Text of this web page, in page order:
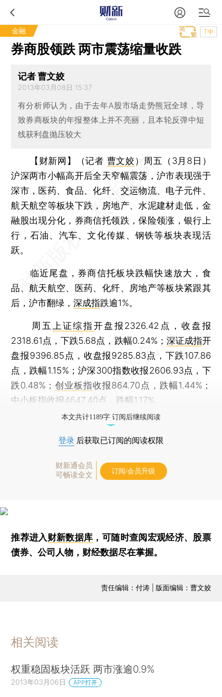
金融 T中
券商股领跌 两市震荡缩量收跌
记者 曹文姣
2013年03月08日 15:37
有分析师认为，由于去年A股市场走势熊冠全球，导
致券商板块的年报整体上并不亮丽，且本轮反弹中短
线获利盘抛压较大
【财新网】（记者 曹文姣） 周五（3月8日）
沪深两市小幅高开后全天窄幅震荡，沪市表现强于
深市，医药、食品、化纤、交运物流、电子元件、
航天航空等板块下跌，房地产、水泥建材走低，金
融股出现分化，券商信托领跌，保险领涨，银行上
行，石油、汽车、文化传媒、钢铁等板块表现活
跃。
临近尾盘，券商信托板块跌幅快速放大，食
品、航天航空、医药、化纤、房地产等板块紧跟其
后，沪市翻绿，深成指跌逾1%。
周五 上证综指开盘报2326.42点，收盘报
2318.61点，下跌5.68点，跌幅0.24%； 深证成指开
盘报9396.85点，收盘报9285.83点，下跌107.86
点，跌幅1.15%；沪深300指数收报2606.93点，下
跌0.48%； 创业板指收报864.70点，跌幅1.44%；
中小板指收报4647.40点，跌幅1.17%。
本文共计1189字 订阅后继续阅读
登录 后获取已订阅的阅读权限
财新通会员
可畅读全文
订阅/会员升级
推荐进入财新数据库 ，可随时查阅宏观经济、股票
债券、公司人物，财经数据尽在掌握。
责任编辑：付涛 | 版面编辑：曹文姣
相关阅读
权重稳固板块活跃 两市涨逾0.9%
2013年03月06日 APP打开